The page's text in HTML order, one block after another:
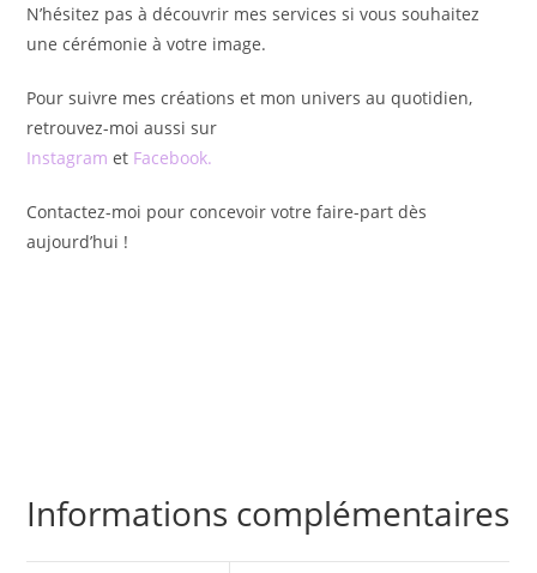
N’hésitez pas à découvrir mes services si vous souhaitez
une cérémonie à votre image.
Pour suivre mes créations et mon univers au quotidien,
retrouvez-moi aussi sur
Instagram et Facebook.
Contactez-moi pour concevoir votre faire-part dès
aujourd’hui !
Informations complémentaires